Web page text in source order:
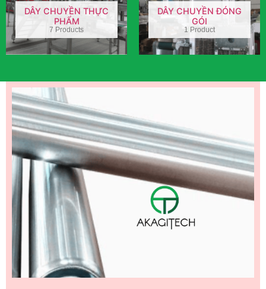
DÂY CHUYỀN THỰC
PHẨM
7 Products
DÂY CHUYỀN ĐÓNG
GÓI
1 Product